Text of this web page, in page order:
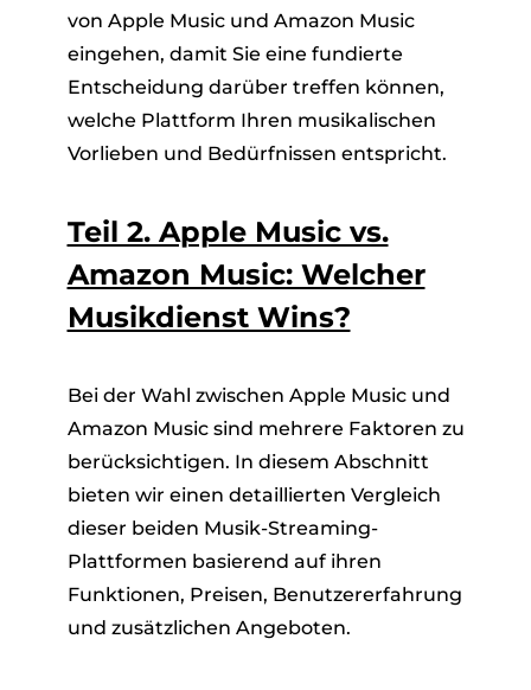
von Apple Music und Amazon Music
eingehen, damit Sie eine fundierte
Entscheidung darüber treffen können,
welche Plattform Ihren musikalischen
Vorlieben und Bedürfnissen entspricht.
Teil 2. Apple Music vs.
Amazon Music: Welcher
Musikdienst Wins?
Bei der Wahl zwischen Apple Music und
Amazon Music sind mehrere Faktoren zu
berücksichtigen. In diesem Abschnitt
bieten wir einen detaillierten Vergleich
dieser beiden Musik-Streaming-
Plattformen basierend auf ihren
Funktionen, Preisen, Benutzererfahrung
und zusätzlichen Angeboten.